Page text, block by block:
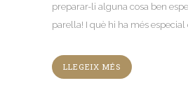
preparar-li alguna cosa ben
parella! I què hi ha més especial
LLEGEIX MÉS